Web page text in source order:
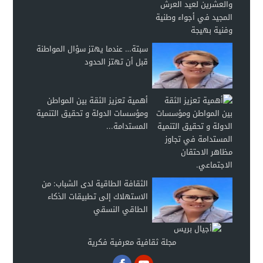
سبتة… عندما يهتز سؤال المواطنة
قبل أن تهتز الحدود
أهمية تعزيز الثقة بين المواطن
ومؤسسات الدولة و تحقيق التنمية
المستدامة...
الثقافة الطاقية لدى الشباب: من
الاستهلاك إلى تطبيقات الذكاء
الطاقي النسقي
مجلة ثقافية معرفية فكرية